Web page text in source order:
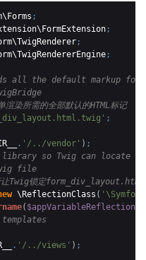
;
;
;
;
the default markup for
染所需的全部默认的HTML标记
;
. '/../vendor' ) ;
so Twig can locate
file
让Twig锁定
\ReflectionClass (
( $appVariableReflection
. '/../views' ) ;